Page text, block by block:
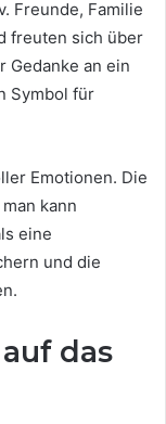
Freunde, Familie
freuten sich über
Gedanke an ein
Symbol für
Emotionen. Die
kann
eine
und die
das